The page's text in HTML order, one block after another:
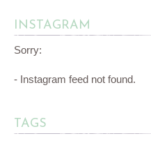
INSTAGRAM
Sorry:
- Instagram feed not found.
TAGS